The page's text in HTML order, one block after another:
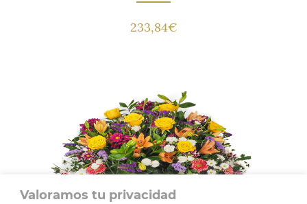
Valoramos tu privacidad
233,84€